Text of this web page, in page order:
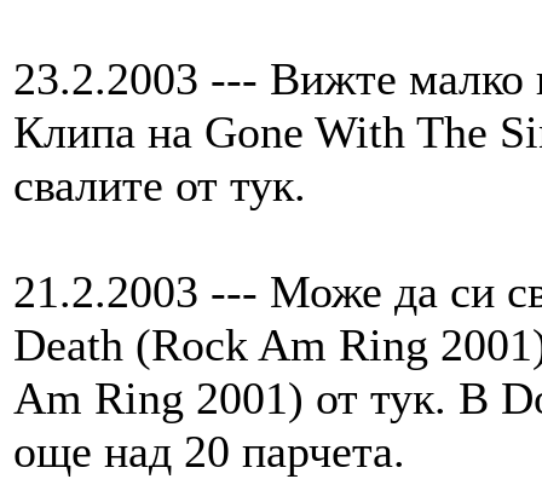
23.2.2003 --- Вижте малко
Клипа на Gone With The
свалите от тук.
21.2.2003 --- Може да си
Death (Rock Am Ring
Am Ring 2001) от тук. В
още над 20 парчета.